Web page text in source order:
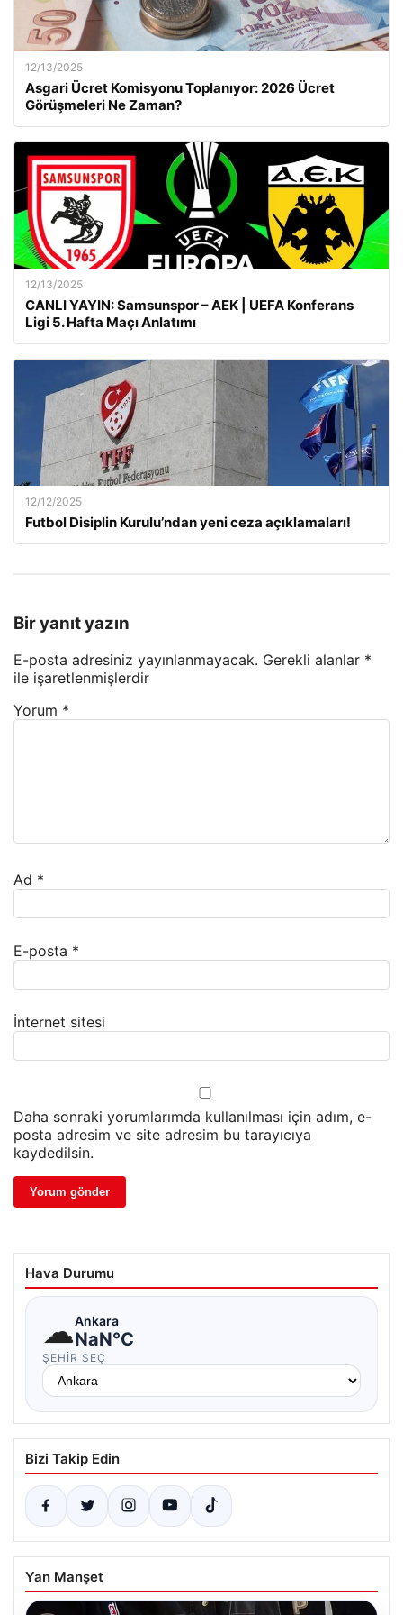
12/13/2025
Asgari Ücret Komisyonu Toplanıyor: 2026 Ücret
Görüşmeleri Ne Zaman?
12/13/2025
CANLI YAYIN: Samsunspor – AEK | UEFA Konferans
Ligi 5. Hafta Maçı Anlatımı
12/12/2025
Futbol Disiplin Kurulu’ndan yeni ceza açıklamaları!
Bir yanıt yazın
E-posta adresiniz yayınlanmayacak. Gerekli alanlar *
ile işaretlenmişlerdir
Yorum *
Ad *
E-posta *
İnternet sitesi
Daha sonraki yorumlarımda kullanılması için adım, e-
posta adresim ve site adresim bu tarayıcıya
kaydedilsin.
Hava Durumu
☁Ankara
NaN°C
ŞEHIR SEÇ
Bizi Takip Edin
Yan Manşet